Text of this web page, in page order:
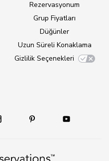
Rezervasyonum
Grup Fiyatları
Düğünler
Uzun Süreli Konaklama
Gizlilik Seçenekleri